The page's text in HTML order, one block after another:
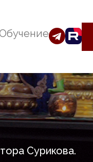
Сурикова.